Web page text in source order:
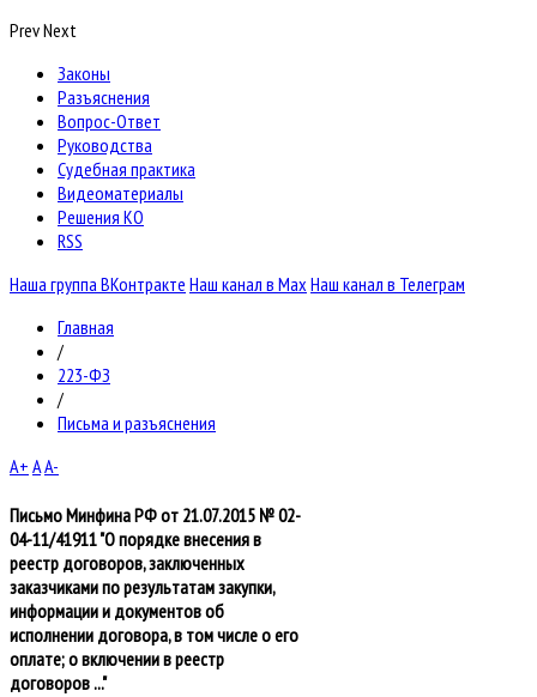
PrevNext
Законы
Разъяснения
Вопрос-Ответ
Руководства
Судебная практика
Видеоматериалы
Решения КО
RSS
Наша группа ВКонтракте Наш канал в Max Наш канал в Телеграм
Главная
/
223-ФЗ
/
Письма и разъяснения
A+ AA-
Письмо Минфина РФ от 21.07.2015 № 02-
04-11/41911 "О порядке внесения в
реестр договоров, заключенных
заказчиками по результатам закупки,
информации и документов об
исполнении договора, в том числе о его
оплате; о включении в реестр
договоров ..."